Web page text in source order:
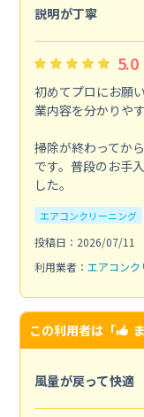
説明が丁寧
5.0
初めてプロにお願
業内容を分かりや
掃除が終わってか
です。普段のお手
した。
エアコンクリーニング
投稿日：2026/07/11
利用業者： エアコン
この利用者は「
風量が戻って快適